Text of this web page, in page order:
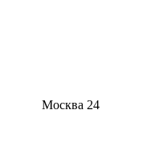
Москва 24